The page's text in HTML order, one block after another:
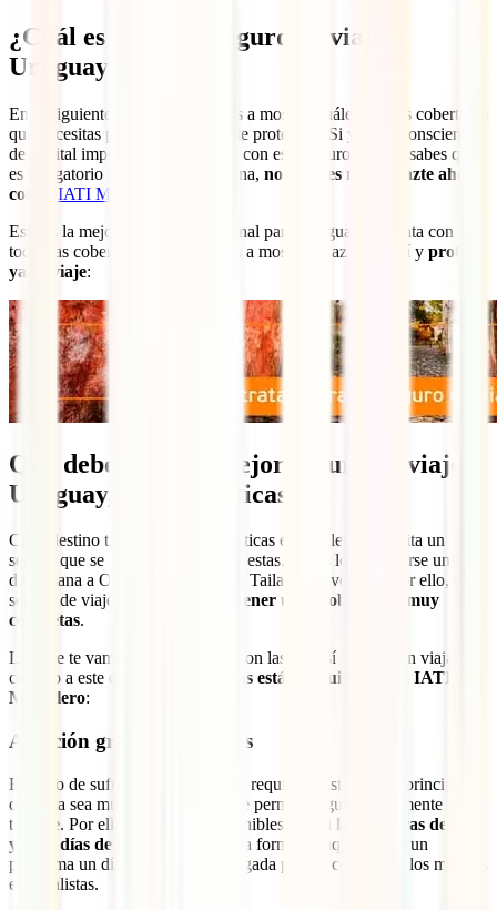
¿Cuál es el mejor seguro de viaje a
Uruguay?
En el siguiente apartado te vamos a mostrar cuáles son las coberturas
que necesitas para estar totalmente protegido. Si ya eres consciente
de la vital importancia de hacerte con este seguro, o si ya sabes que
es obligatorio y quieres ir por faena, no esperes más y hazte ahora
con
IATI Mochilero
Esta es la mejor póliza internacional para Uruguay y cuenta con
todas las coberturas que te vamos a mostrar. Haz clic aquí y protege
ya tu viaje:
Qué debe tener el mejor seguro de viaje
Uruguay, características
Cada destino tiene unas características especiales y necesita un
seguro que se adapte totalmente a estas. No es lo mismo irse un fin
de semana a Oporto que un mes a Tailandia, ¿verdad? Por ello, el
seguro de viaje a Uruguay
debe tener unas coberturas muy
concretas.
Las que te vamos a mostrar aquí son las que, sí o sí, deben viajar
contigo a este destino y
todas ellas están incluidas en tu IATI
Mochilero:
Atención gratuita 24 horas
En caso de sufrir un incidente que requiera asistencia, lo principal es
que esta sea muy fluida para ti y te permita seguir rápidamente con
tu viaje. Por ello, estaremos disponibles para ti las 24 horas del día
y los 7 días de la semana
. De esta forma, aunque tengas un
problema un día festivo de madrugada podrás contar con los mejores
especialistas.